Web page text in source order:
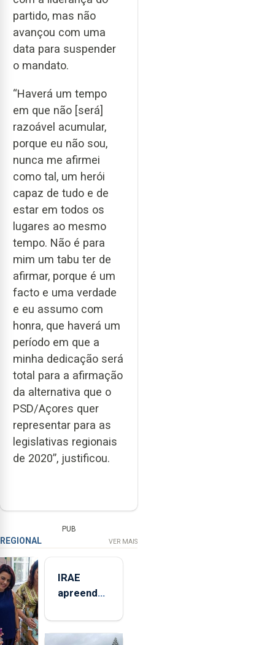
partido, mas não
avançou com uma
data para suspender
o mandato.
“Haverá um tempo
em que não [será]
razoável acumular,
porque eu não sou,
nunca me afirmei
como tal, um herói
capaz de tudo e de
estar em todos os
lugares ao mesmo
tempo. Não é para
mim um tabu ter de
afirmar, porque é um
facto e uma verdade
e eu assumo com
honra, que haverá um
período em que a
minha dedicação será
total para a afirmação
da alternativa que o
PSD/Açores quer
representar para as
legislativas regionais
de 2020”, justificou.
PUB
REGIONAL VER MAIS
IRAE
apreendeu
toneladas
de